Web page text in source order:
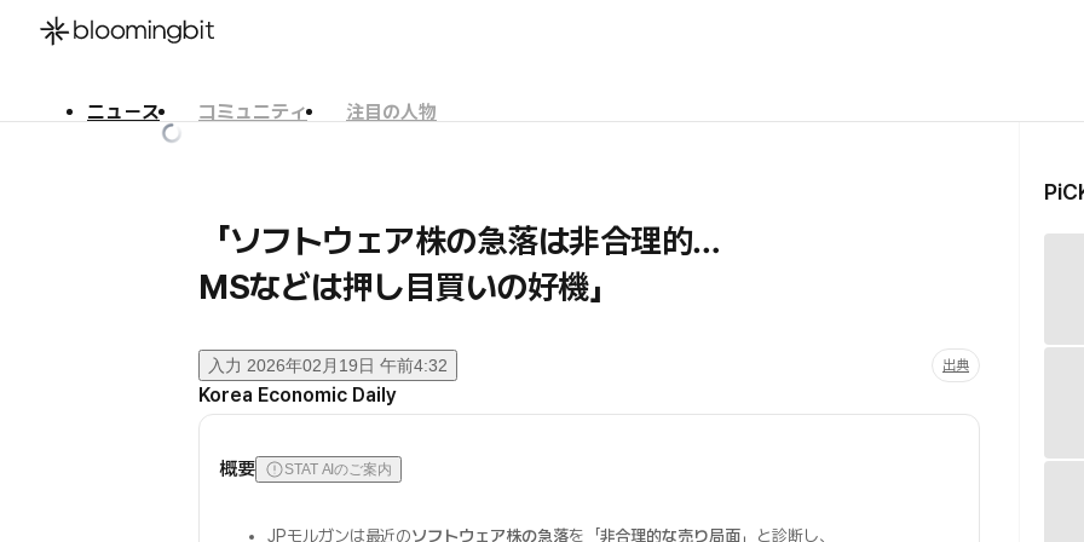
ニュース コミュニティ
注目の人物
「ソフトウェア株の急落は非合理的…
MSなどは押し目買いの好機」
入力 2026年02月19日 午前4:32 出典
Korea Economic Daily
概要 STAT AIのご案内
JPモルガンは最近のソフトウェア株の急落を「非合理的な売り局面」と診断し、